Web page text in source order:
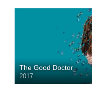
The Good Doctor
2017